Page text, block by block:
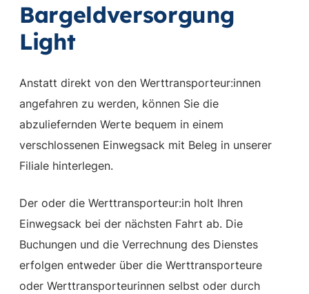
Bargeldversorgung
Light
Anstatt direkt von den Werttransporteur:innen
angefahren zu werden, können Sie die
abzuliefernden Werte bequem in einem
verschlossenen Einwegsack mit Beleg in unserer
Filiale hinterlegen.
Der oder die Werttransporteur:in holt Ihren
Einwegsack bei der nächsten Fahrt ab. Die
Buchungen und die Verrechnung des Dienstes
erfolgen entweder über die Werttransporteure
oder Werttransporteurinnen selbst oder durch